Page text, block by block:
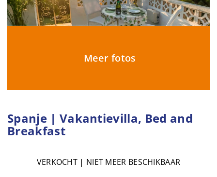
Meer fotos
Spanje | Vakantievilla, Bed and
Breakfast
VERKOCHT | NIET MEER BESCHIKBAAR